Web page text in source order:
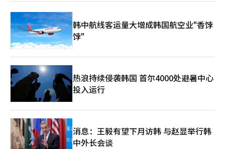
韩中航线客运量大增成韩国航空业"香饽
饽"
热浪持续侵袭韩国 首尔4000处避暑中心
投入运行
消息：王毅有望下月访韩 与赵显举行韩
中外长会谈